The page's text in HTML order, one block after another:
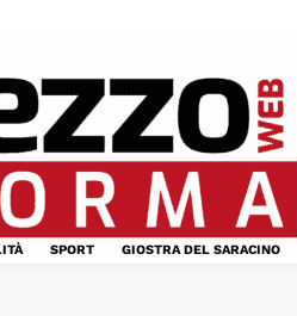
SPORT GIOSTRA DEL SARACINO